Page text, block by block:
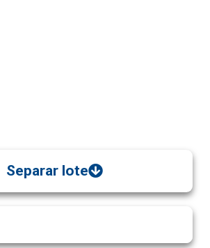
Separar lote